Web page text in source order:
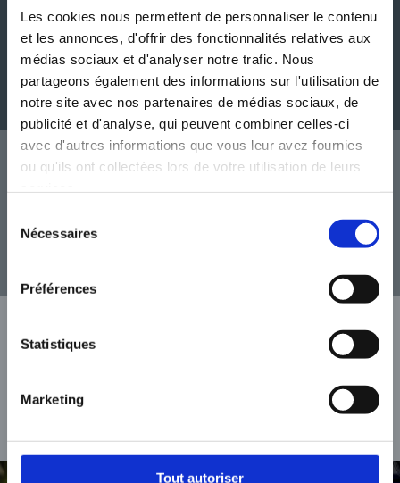
Les cookies nous permettent de personnaliser le contenu
et les annonces, d'offrir des fonctionnalités relatives aux
médias sociaux et d'analyser notre trafic. Nous
partageons également des informations sur l'utilisation de
notre site avec nos partenaires de médias sociaux, de
publicité et d'analyse, qui peuvent combiner celles-ci
avec d'autres informations que vous leur avez fournies
ou qu'ils ont collectées lors de votre utilisation de leurs
Nécessaires
Préférences
Statistiques
Marketing
Tout autoriser

OFFRES
Découvrez nos offres commerciales
